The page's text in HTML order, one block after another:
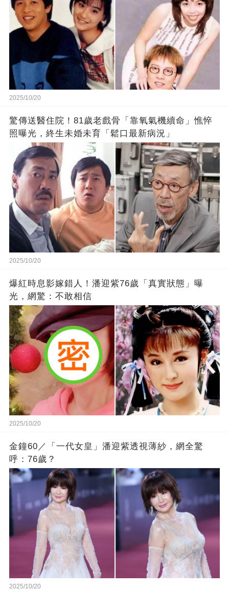
2025/10/20
驚傳送醫住院！81歲老戲骨「靠氧氣機續命」憔悴
照曝光，終生未婚未育「鬆口最新病況」
2025/10/20
爆紅時息影嫁錯人！潘迎紫76歲「真實狀態」曝
光，網驚：不敢相信
2025/10/20
金鐘60／「一代女皇」潘迎紫透視薄紗，網全驚
呼：76歲？
2025/10/20